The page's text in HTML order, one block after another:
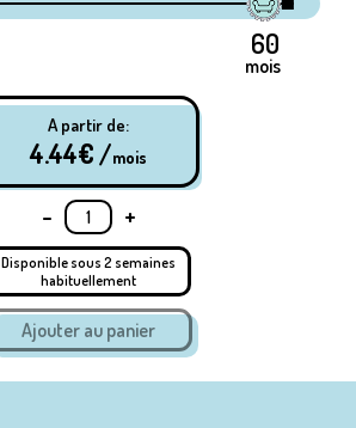
mois
A partir de:
4.44€ /mois
- +
Disponible sous 2 semaines
habituellement